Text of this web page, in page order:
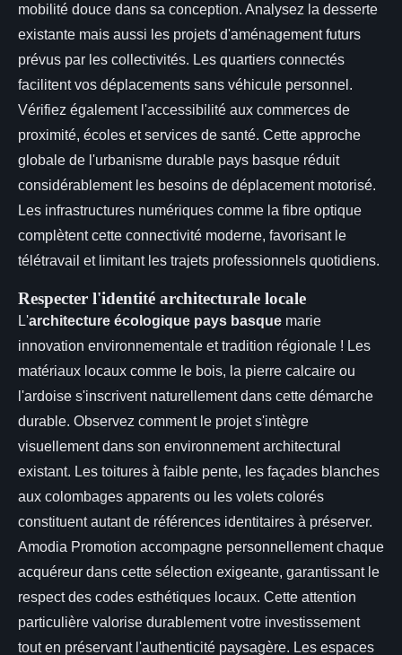
mobilité douce dans sa conception. Analysez la desserte
existante mais aussi les projets d'aménagement futurs
prévus par les collectivités. Les quartiers connectés
facilitent vos déplacements sans véhicule personnel.
Vérifiez également l'accessibilité aux commerces de
proximité, écoles et services de santé. Cette approche
globale de l'urbanisme durable pays basque réduit
considérablement les besoins de déplacement motorisé.
Les infrastructures numériques comme la fibre optique
complètent cette connectivité moderne, favorisant le
télétravail et limitant les trajets professionnels quotidiens.
Respecter l'identité architecturale locale
L'architecture écologique pays basque marie
innovation environnementale et tradition régionale ! Les
matériaux locaux comme le bois, la pierre calcaire ou
l'ardoise s'inscrivent naturellement dans cette démarche
durable. Observez comment le projet s'intègre
visuellement dans son environnement architectural
existant. Les toitures à faible pente, les façades blanches
aux colombages apparents ou les volets colorés
constituent autant de références identitaires à préserver.
Amodia Promotion accompagne personnellement chaque
acquéreur dans cette sélection exigeante, garantissant le
respect des codes esthétiques locaux. Cette attention
particulière valorise durablement votre investissement
tout en préservant l'authenticité paysagère. Les espaces